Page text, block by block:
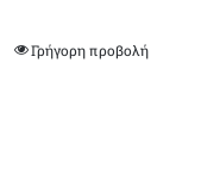
Γρήγορη προβολή